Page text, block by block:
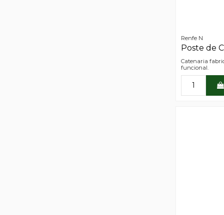
Renfe N
Poste de
Catenaria
funcional.